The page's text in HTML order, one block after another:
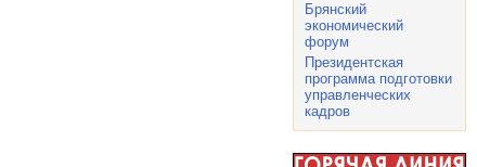
Брянский
экономический
форум
Президентская
программа подготовки
управленческих
кадров